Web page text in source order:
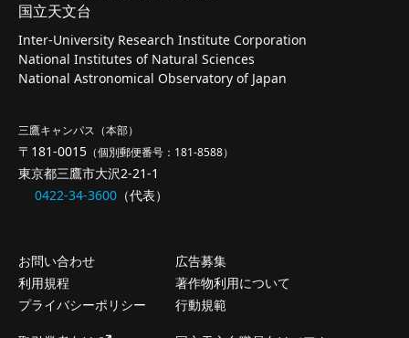
国立天文台
Inter-University Research Institute Corporation
National Institutes of Natural Sciences
National Astronomical Observatory of Japan
三鷹キャンパス（本部）
〒181-0015 （個別郵便番号：181-8588）
東京都三鷹市大沢2-21-1
0422-34-3600 （代表）
お問い合わせ
広告募集
利用規程
著作物利用について
プライバシーポリシー
行動規範